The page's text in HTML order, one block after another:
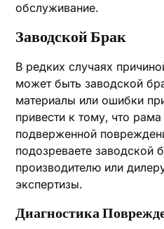
обслуживание.
Заводской Брак
В редких случаях
может быть заводской
материалы или ошибки
привести к тому‚ что
подверженной
подозреваете заводской
производителю или
экспертизы.
Диагностика